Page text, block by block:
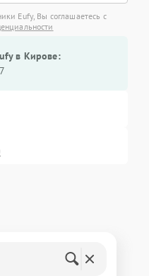
Eufy, Вы соглашаетесь с
в Кирове: